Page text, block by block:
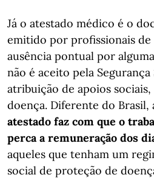
Já o atestado médico é o
emitido por profissionais de
ausência pontual por
não é aceito pela
atribuição de apoios
doença. Diferente do Brasil,
atestado faz com que o
perca a remuneração dos
aqueles que tenham um
social de proteção de